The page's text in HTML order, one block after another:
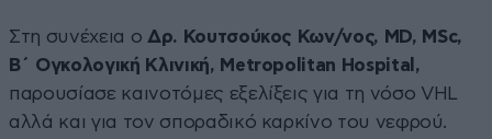
Στη συνέχεια ο Δρ. Κουτσούκος Κων/νος, MD, MSc,
Β΄ Ογκολογική Κλινική, Metropolitan Hospital,
παρουσίασε καινοτόμες εξελίξεις για τη νόσο VHL
αλλά και για τον σποραδικό καρκίνο του νεφρού.